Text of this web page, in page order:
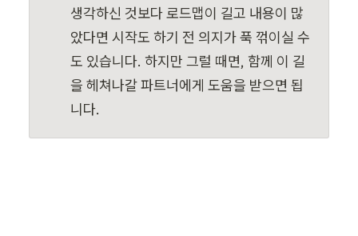
생각하신 것보다 로드맵이 길고 내용이 많
았다면 시작도 하기 전 의지가 푹 꺾이실 수
도 있습니다. 하지만 그럴 때면, 함께 이 길
을 헤쳐나갈 파트너에게 도움을 받으면 됩
니다.